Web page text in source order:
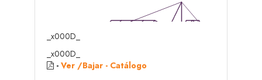
_x000D_
_x000D_
- Ver /Bajar - Catálogo